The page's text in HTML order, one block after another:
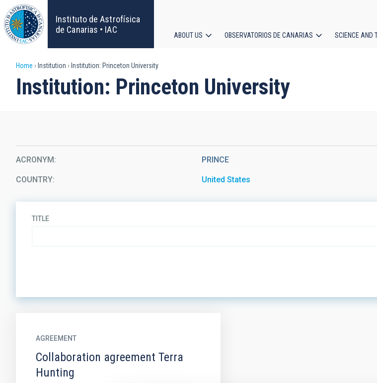
Skip
to
main
content
Instituto de Astrofísica
de Canarias • IAC
navigation
ABOUT US OBSERVATORIOS DE CANARIAS SCIENCE AND
Breadcrumb
Home Institution Institution: Princeton University
Institution: Princeton University
ACRONYM PRINCE
COUNTRY United States
TITLE
AGREEMENT
Collaboration agreement Terra
Hunting